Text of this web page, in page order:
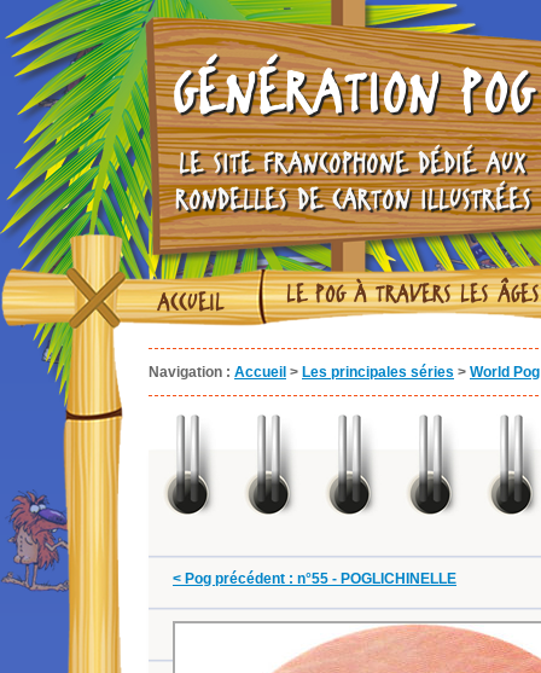
GÉNÉRATION POG
LE SITE FRANCOPHONE DÉDIÉ AUX
RONDELLES DE CARTON ILLUSTRÉES
ACCUEIL LE POG À TRAVERS LES ÂGES
Navigation : Accueil > Les principales séries > World
< Pog précédent : n°55 - POGLICHINELLE